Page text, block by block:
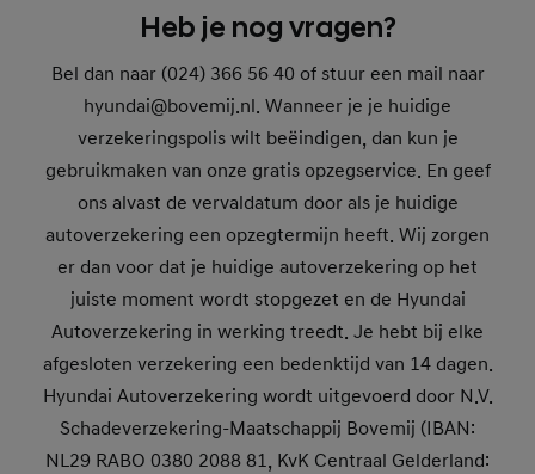
Heb je nog vragen?
Bel dan naar (024) 366 56 40 of stuur een mail naar
hyundai@bovemij.nl. Wanneer je je huidige
verzekeringspolis wilt beëindigen, dan kun je
gebruikmaken van onze gratis opzegservice. En geef
ons alvast de vervaldatum door als je huidige
autoverzekering een opzegtermijn heeft. Wij zorgen
er dan voor dat je huidige autoverzekering op het
juiste moment wordt stopgezet en de Hyundai
Autoverzekering in werking treedt. Je hebt bij elke
afgesloten verzekering een bedenktijd van 14 dagen.
Hyundai Autoverzekering wordt uitgevoerd door N.V.
Schadeverzekering-Maatschappij Bovemij (IBAN:
NL29 RABO 0380 2088 81, KvK Centraal Gelderland: